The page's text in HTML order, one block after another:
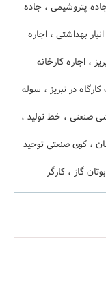
جاده پتروشیمی ، جاده
بهداشتی ، اجاره
، اجاره کارخانه
در تبریز ، سوله
صنعتی ، خط تولید ،
، کوی صنعتی توحید
گاز ، کارگر